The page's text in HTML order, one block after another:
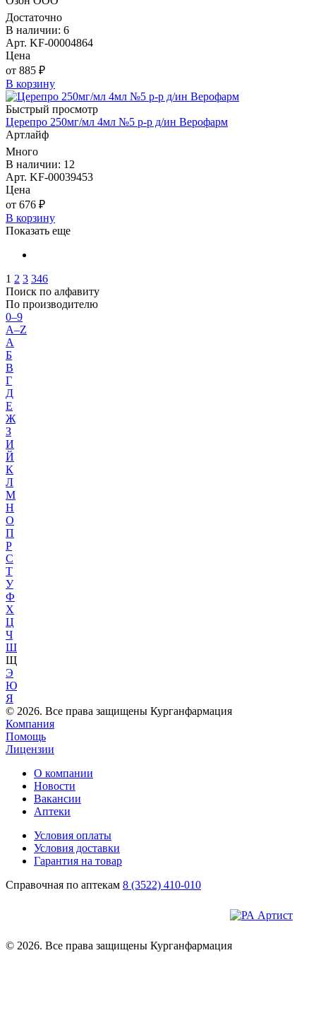
Достаточно
В наличии: 6
Арт. KF-00004864
Цена
от 885 ₽
В корзину
Быстрый просмотр
Церепро 250мг/мл 4мл №5 р-р д/ин Верофарм
Артлайф
Много
В наличии: 12
Арт. KF-00039453
Цена
от 676 ₽
В корзину
Показать еще
1 2 3 346
Поиск по алфавиту
По производителю
0–9
A–Z
А
Б
В
Г
Д
Е
Ж
З
И
Й
К
Л
М
Н
О
П
Р
С
Т
У
Ф
Х
Ц
Ч
Ш
Щ
Э
Ю
Я
© 2026. Все права защищены Курганфармация
Компания
Помощь
Лицензии
О компании
Новости
Вакансии
Аптеки
Условия оплаты
Условия доставки
Гарантия на товар
Справочная по аптекам 8 (3522) 410-010
© 2026. Все права защищены Курганфармация